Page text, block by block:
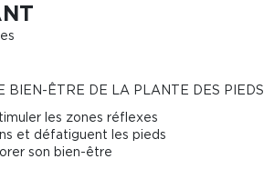
BIEN-ÊTRE DE LA PLANTE DES PIEDS
les zones réflexes
et défatiguent les pieds
son bien-être